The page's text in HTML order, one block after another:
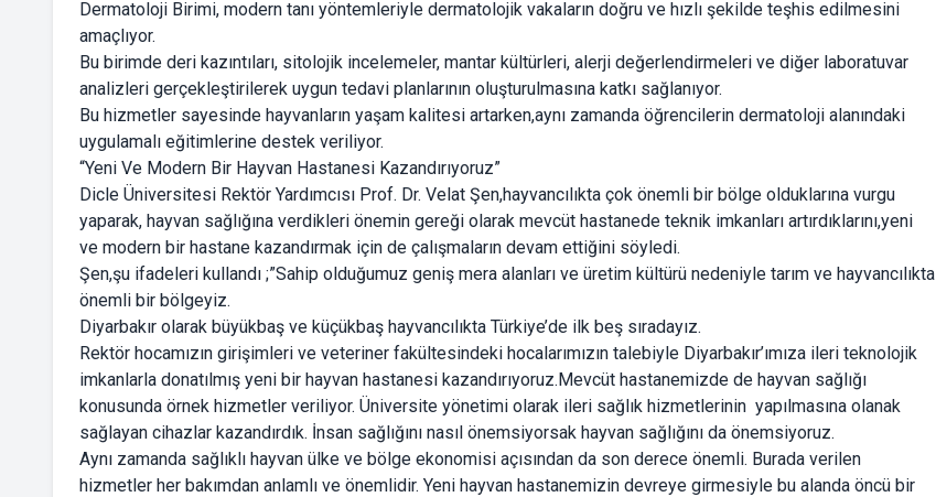
Dermatoloji Birimi, modern tanı yöntemleriyle dermatolojik vakaların doğru ve hızlı şekilde teşhis edilmesini
amaçlıyor.
Bu birimde deri kazıntıları, sitolojik incelemeler, mantar kültürleri, alerji değerlendirmeleri ve diğer laboratuvar
analizleri gerçekleştirilerek uygun tedavi planlarının oluşturulmasına katkı sağlanıyor.
Bu hizmetler sayesinde hayvanların yaşam kalitesi artarken,aynı zamanda öğrencilerin dermatoloji alanındaki
uygulamalı eğitimlerine destek veriliyor.
“Yeni Ve Modern Bir Hayvan Hastanesi Kazandırıyoruz”
Dicle Üniversitesi Rektör Yardımcısı Prof. Dr. Velat Şen,hayvancılıkta çok önemli bir bölge olduklarına vurgu
yaparak, hayvan sağlığına verdikleri önemin gereği olarak mevcüt hastanede teknik imkanları artırdıklarını,yeni
ve modern bir hastane kazandırmak için de çalışmaların devam ettiğini söyledi.
Şen,şu ifadeleri kullandı ;”Sahip olduğumuz geniş mera alanları ve üretim kültürü nedeniyle tarım ve hayvancılıkta
önemli bir bölgeyiz.
Diyarbakır olarak büyükbaş ve küçükbaş hayvancılıkta Türkiye’de ilk beş sıradayız.
Rektör hocamızın girişimleri ve veteriner fakültesindeki hocalarımızın talebiyle Diyarbakır’ımıza ileri teknolojik
imkanlarla donatılmış yeni bir hayvan hastanesi kazandırıyoruz.Mevcüt hastanemizde de hayvan sağlığı
konusunda örnek hizmetler veriliyor. Üniversite yönetimi olarak ileri sağlık hizmetlerinin yapılmasına olanak
sağlayan cihazlar kazandırdık. İnsan sağlığını nasıl önemsiyorsak hayvan sağlığını da önemsiyoruz.
Aynı zamanda sağlıklı hayvan ülke ve bölge ekonomisi açısından da son derece önemli. Burada verilen
hizmetler her bakımdan anlamlı ve önemlidir. Yeni hayvan hastanemizin devreye girmesiyle bu alanda öncü bir